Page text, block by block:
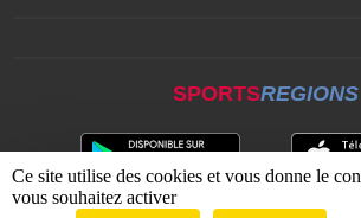
SPORTSREGIONS
Ce site utilise des cookies et vous donne le
vous souhaitez activer